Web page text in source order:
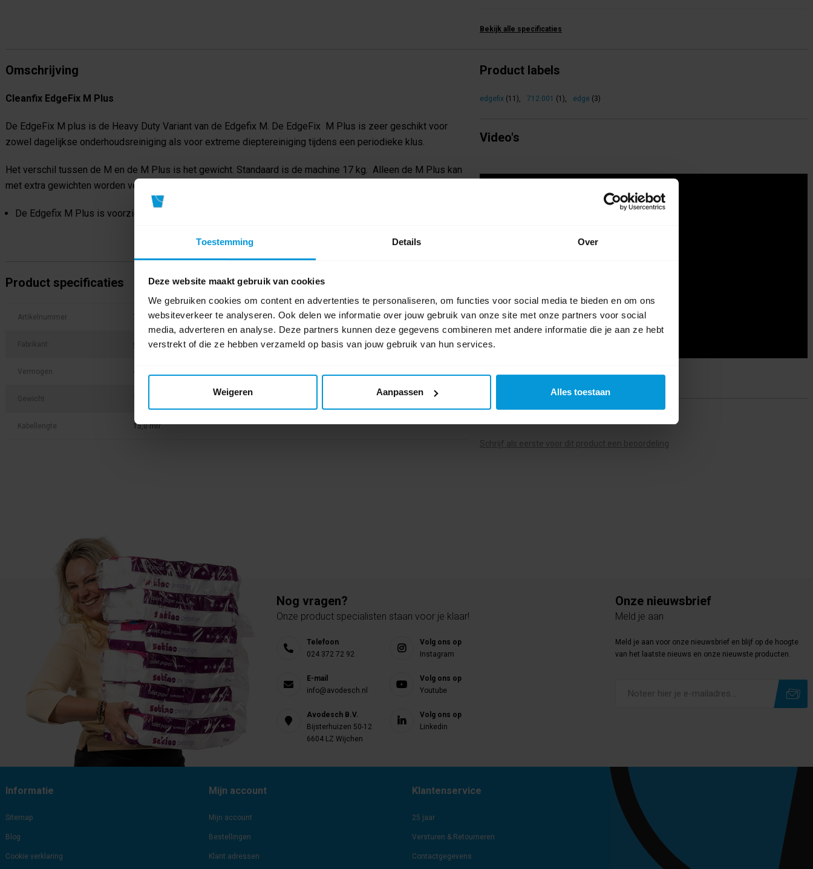
Toestemming Details Over
Deze website maakt gebruik van cookies
We gebruiken cookies om content en advertenties te personaliseren, om functies voor social media te bieden en om ons
websiteverkeer te analyseren. Ook delen we informatie over jouw gebruik van onze site met onze partners voor social
media, adverteren en analyse. Deze partners kunnen deze gegevens combineren met andere informatie die je aan ze hebt
verstrekt of die ze hebben verzameld op basis van jouw gebruik van hun services.
Weigeren Aanpassen Alles toestaan
Bekijk alle specificaties
Omschrijving
Cleanfix EdgeFix M Plus
De EdgeFix M plus is de Heavy Duty Variant van de Edgefix M. De EdgeFix M Plus is zeer geschikt voor
zowel dagelijkse onderhoudsreiniging als voor extreme dieptereiniging tijdens een periodieke klus.
Het verschil tussen de M en de M Plus is het gewicht. Standaard is de machine 17 kg. Alleen de M Plus kan
met extra gewichten worden verzwaard tot 30 kg.
De Edgefix M Plus is voorzien van een afneembare netsnoer.
Product specificaties
Artikelnummer 712.0001
Fabrikant: Cleanfix
Vermogen 400 Watt
Gewicht 16 kg
Kabellengte 15,0 mtr
Product labels
edgefix (11), 712.001 (1), edge (3)
Video's
Schrijf als eerste voor dit product een beoordeling
Nog vragen?
Onze product specialisten staan voor je klaar!
Telefoon
024 372 72 92
E-mail
info@avodesch.nl
Avodesch B.V.
Bijsterhuizen 50-12
6604 LZ Wijchen
Volg ons op
Instagram
Volg ons op
Youtube
Volg ons op
Linkedin
Onze nieuwsbrief
Meld je aan
Meld je aan voor onze nieuwsbrief en blijf op de hoogte
van het laatste nieuws en onze nieuwste producten.
Informatie
Sitemap
Blog
Cookie verklaring
Mijn account
Mijn account
Bestellingen
Klant adressen
Klantenservice
25 jaar
Versturen & Retourneren
Contactgegevens